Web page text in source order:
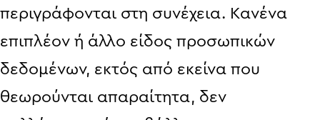
περιγράφονται στη συνέχεια. Κανένα
επιπλέον ή άλλο είδος προσωπικών
δεδομένων, εκτός από εκείνα που
θεωρούνται απαραίτητα, δεν